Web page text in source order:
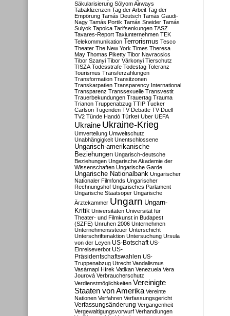
Säkularisierung Sólyom Airways
Tabaklizenzen Tag der Arbeit Tag der
Empörung Tamás Deutsch Tamás Gaudi-
Nagy Tamás Portik Tamás Sneider Tamás
Sulyok Tapolca Tarifsenkungen TASZ
Tavares-Report Taxiunternehmen TEK
Telekommunikation Terrorismus Tesco
Theater The New York Times Theresa
May Thomas Piketty Tibor Navracsics
Tibor Szanyi Tibor Várkonyi Tierschutz
TISZA Todesstrafe Todestag Toleranz
Tourismus Transferzahlungen
Transformation Transitzonen
Transkarpatien Transparency International
Transparenz Transsexuelle Transvestit
Trauerbekundungen Trauertag Trauma
Trianon Truppenabzug TTIP Tucker
Carlson Tugenden TV-Debatte TV-Duell
TV2 Tünde Handó Türkei Uber UEFA
Ukraine Ukraine-Krieg
Umverteilung Umweltschutz
Unabhängigkeit Unentschlossene
Ungarisch-amerikanische
Beziehungen Ungarisch-deutsche
Beziehungen Ungarische Akademie der
Wissenschaften Ungarische Garde
Ungarische Nationalbank Ungarischer
Nationaler Filmfonds Ungarischer
Rechnungshof Ungarisches Parlament
Ungarische Staatsoper Ungarische
Ärztekammer Ungarn Ungarn-
Kritik Universitäten Universität für
Theater- und Filmkunst in Budapest
(SZFE) Unruhen 2006 Unternehmen
Unternehmenssteuer Unterschicht
Unterschriftenaktion Untersuchung Ursula
von der Leyen US-Botschaft US-
Einreiseverbot US-
Präsidentschaftswahlen US-
Truppenabzug Utrecht Vandalismus
Vasárnapi Hírek Vatikan Venezuela Vera
Jourová Verbraucherschutz
Verdienstmöglichkeiten Vereinigte
Staaten von Amerika Vereinte
Nationen Verfahren Verfassungsgericht
Verfassungsänderung Vergangenheit
Vergewaltigungsvorwurf Verhandlungen